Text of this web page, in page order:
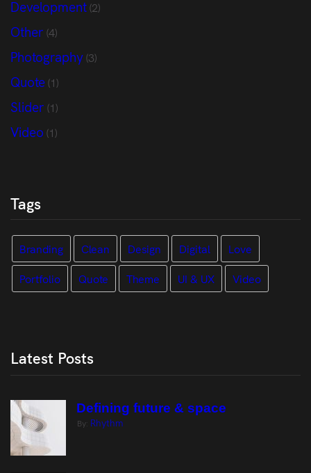
Development(2)
Other (4)
Photography(3)
Quote(1)
Slider (1)
Video (1)
Tags
Branding Clean Design Digital
Love
Portfolio
Quote Theme UI & UX Video
Latest Posts
Defining future & space
By: Rhythm